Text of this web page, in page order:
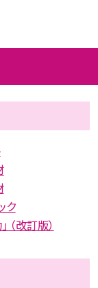
ク
改訂版）